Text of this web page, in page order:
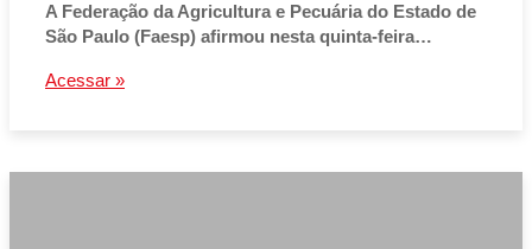
A Federação da Agricultura e Pecuária do Estado de
São Paulo (Faesp) afirmou nesta quinta-feira…
Acessar »